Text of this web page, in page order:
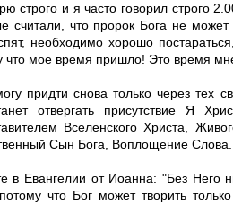
строго и я часто говорил строго
считали, что пророк Бога не
необходимо хорошо
что мое время пришло! Это время
придти снова только через тех
отвергать присутствие Я
Вселенского Христа,
Сын Бога, Воплощение Слова.
в Евангелии от Иоанна: "Без Него
что Бог может творить